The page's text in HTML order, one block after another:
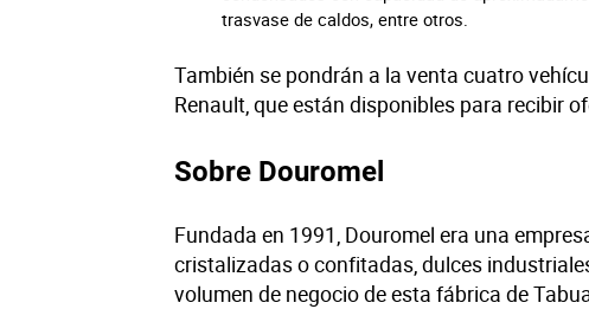
trasvase de caldos, entre otros.
También se pondrán a la venta cuatro
Renault, que están disponibles para recibir
Sobre Douromel
Fundada en 1991, Douromel era una
cristalizadas o confitadas, dulces
volumen de negocio de esta fábrica de